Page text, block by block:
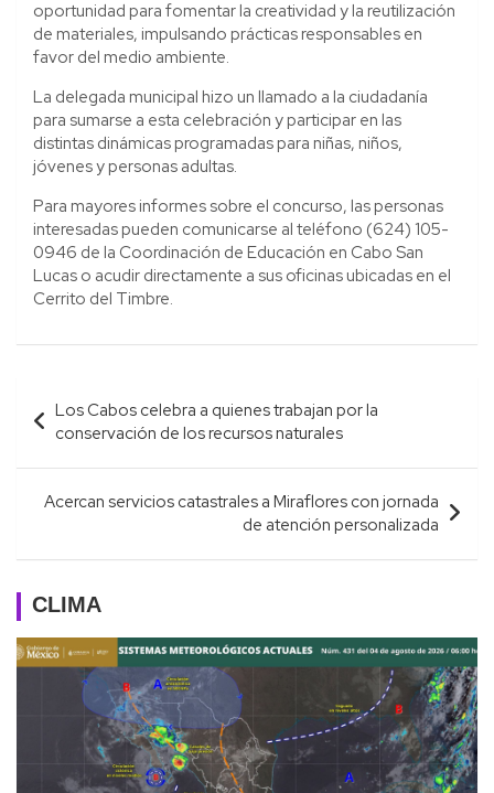
oportunidad para fomentar la creatividad y la reutilización
de materiales, impulsando prácticas responsables en
favor del medio ambiente.
La delegada municipal hizo un llamado a la ciudadanía
para sumarse a esta celebración y participar en las
distintas dinámicas programadas para niñas, niños,
jóvenes y personas adultas.
Para mayores informes sobre el concurso, las personas
interesadas pueden comunicarse al teléfono (624) 105-
0946 de la Coordinación de Educación en Cabo San
Lucas o acudir directamente a sus oficinas ubicadas en el
Cerrito del Timbre.
Navegación
de
entradas
Los Cabos celebra a quienes trabajan por la
conservación de los recursos naturales
Acercan servicios catastrales a Miraflores con jornada
de atención personalizada
CLIMA